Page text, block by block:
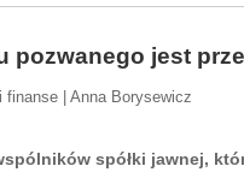
pozwanego jest
| Anna Borysewicz
spółki jawnej,